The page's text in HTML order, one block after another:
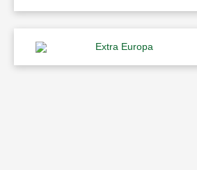
Extra Europa